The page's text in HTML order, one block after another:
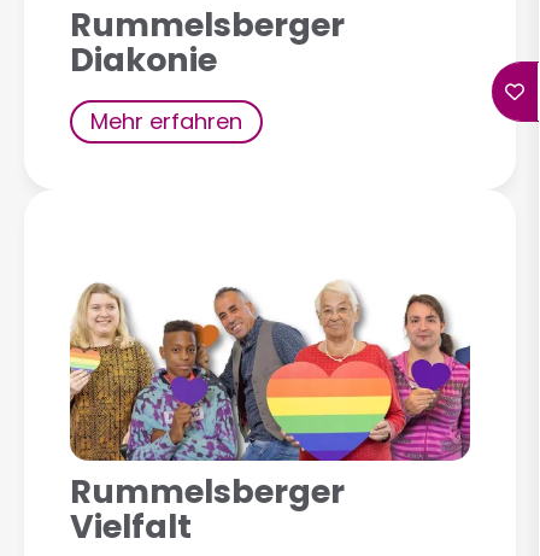
Rummelsberger
Diakonie
Mehr erfahren
Rummelsberger
Vielfalt